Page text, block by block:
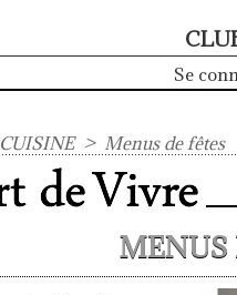
Se
CUISINE > Menus de fêtes
MENUS